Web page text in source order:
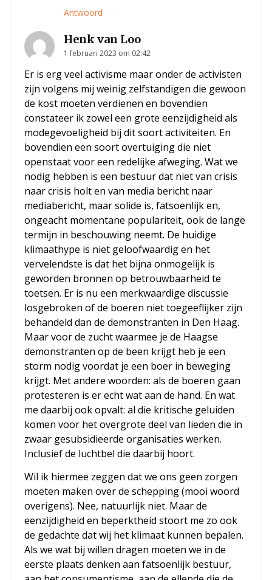
Antwoord
Henk van Loo
1 februari 2023 om 02:42
Er is erg veel activisme maar onder de activisten
zijn volgens mij weinig zelfstandigen die gewoon
de kost moeten verdienen en bovendien
constateer ik zowel een grote eenzijdigheid als
modegevoeligheid bij dit soort activiteiten. En
bovendien een soort overtuiging die niet
openstaat voor een redelijke afweging. Wat we
nodig hebben is een bestuur dat niet van crisis
naar crisis holt en van media bericht naar
mediabericht, maar solide is, fatsoenlijk en,
ongeacht momentane populariteit, ook de lange
termijn in beschouwing neemt. De huidige
klimaathype is niet geloofwaardig en het
vervelendste is dat het bijna onmogelijk is
geworden bronnen op betrouwbaarheid te
toetsen. Er is nu een merkwaardige discussie
losgebroken of de boeren niet toegeeflijker zijn
behandeld dan de demonstranten in Den Haag.
Maar voor de zucht waarmee je de Haagse
demonstranten op de been krijgt heb je een
storm nodig voordat je een boer in beweging
krijgt. Met andere woorden: als de boeren gaan
protesteren is er echt wat aan de hand. En wat
me daarbij ook opvalt: al die kritische geluiden
komen voor het overgrote deel van lieden die in
zwaar gesubsidieerde organisaties werken.
Inclusief de luchtbel die daarbij hoort.
Wil ik hiermee zeggen dat we ons geen zorgen
moeten maken over de schepping (mooi woord
overigens). Nee, natuurlijk niet. Maar de
eenzijdigheid en beperktheid stoort me zo ook
de gedachte dat wij het klimaat kunnen bepalen.
Als we wat bij willen dragen moeten we in de
eerste plaats denken aan fatsoenlijk bestuur,